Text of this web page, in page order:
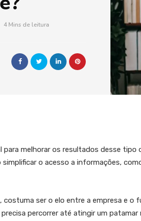
4 Mins de leitura
melhorar os resultados desse tipo
o acesso a informações,
ser o elo entre a empresa e o
percorrer até atingir um patamar